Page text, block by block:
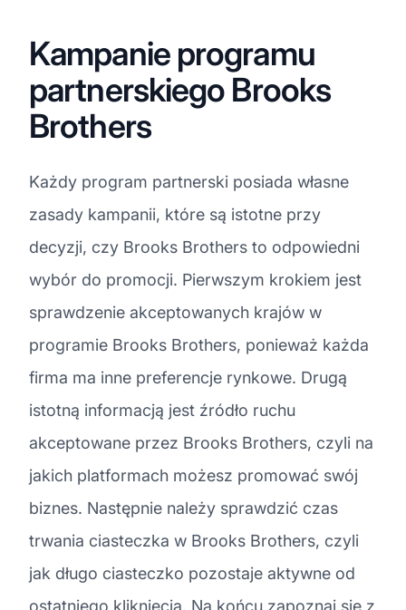
Kampanie programu
partnerskiego Brooks
Brothers
Każdy program partnerski posiada własne
zasady kampanii, które są istotne przy
decyzji, czy Brooks Brothers to odpowiedni
wybór do promocji. Pierwszym krokiem jest
sprawdzenie akceptowanych krajów w
programie Brooks Brothers, ponieważ każda
firma ma inne preferencje rynkowe. Drugą
istotną informacją jest źródło ruchu
akceptowane przez Brooks Brothers, czyli na
jakich platformach możesz promować swój
biznes. Następnie należy sprawdzić czas
trwania ciasteczka w Brooks Brothers, czyli
jak długo ciasteczko pozostaje aktywne od
ostatniego kliknięcia. Na końcu zapoznaj się z